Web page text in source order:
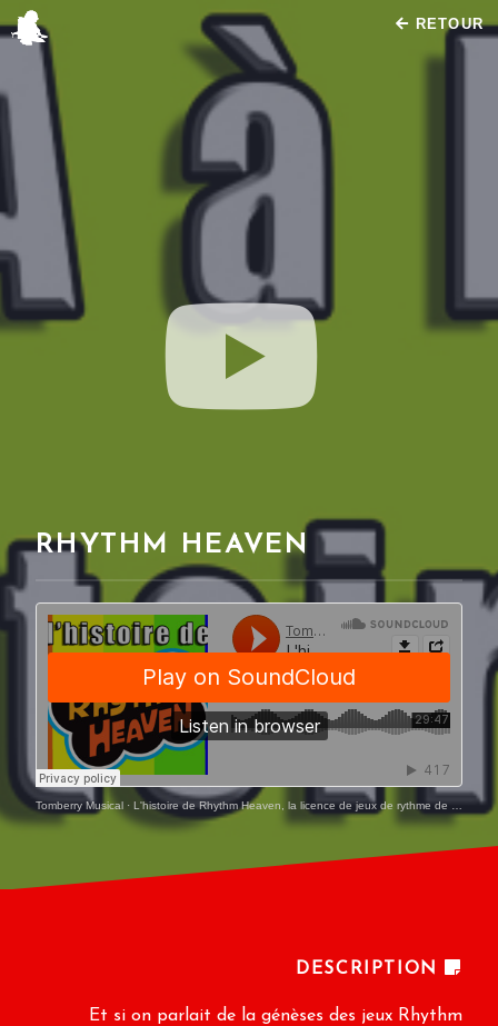
RETOUR
RHYTHM HEAVEN
Tomberry Musical · L'histoire de Rhythm Heaven, la licence de jeux de rythme de Nintendo
DESCRIPTION
Et si on parlait de la génèses des jeux Rhythm